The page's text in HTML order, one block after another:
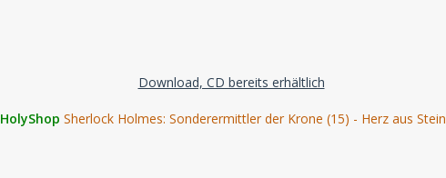
Download, CD bereits erhältlich
HolyShop Sherlock Holmes: Sonderermittler der Krone (15) - Herz aus Stein